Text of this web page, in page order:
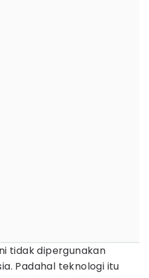
tidak dipergunakan
Padahal teknologi itu